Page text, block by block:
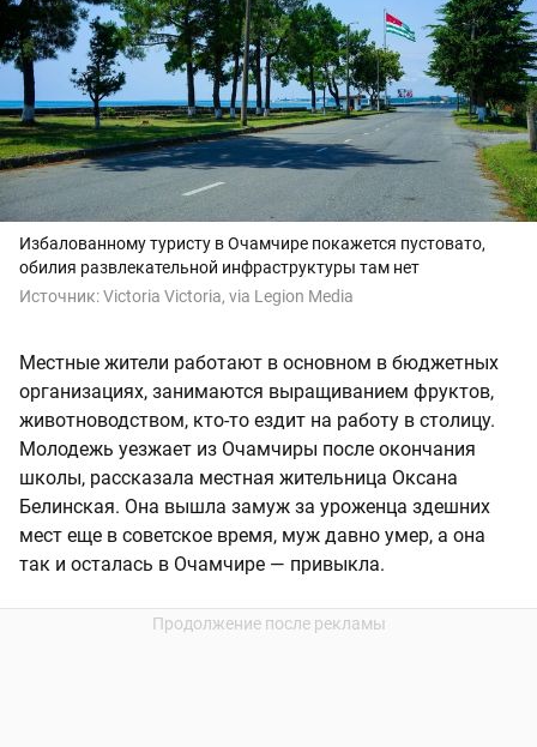
Избалованному туристу в Очамчире покажется пустовато,
обилия развлекательной инфраструктуры там нет
Источник:Victoria Victoria, via Legion Media
Местные жители работают в основном в бюджетных
организациях, занимаются выращиванием фруктов,
животноводством, кто-то ездит на работу в столицу.
Молодежь уезжает из Очамчиры после окончания
школы, рассказала местная жительница Оксана
Белинская. Она вышла замуж за уроженца здешних
мест еще в советское время, муж давно умер, а она
так и осталась в Очамчире — привыкла.